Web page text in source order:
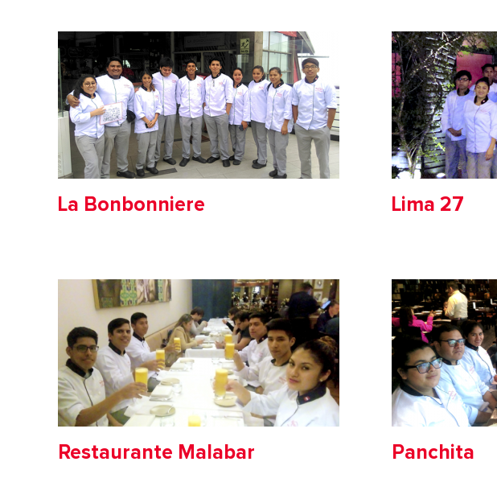
La Bonbonniere Lima 27
Restaurante Malabar Panchita